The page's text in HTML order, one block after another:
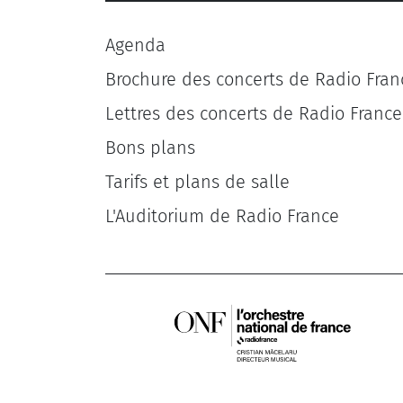
Agenda
Brochure des concerts de Radio
Lettres des concerts de Radio France
Bons plans
Tarifs et plans de salle
L'Auditorium de Radio France